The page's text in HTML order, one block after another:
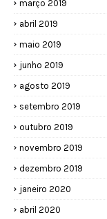
março 2019
abril 2019
maio 2019
junho 2019
agosto 2019
setembro 2019
outubro 2019
novembro 2019
dezembro 2019
janeiro 2020
abril 2020